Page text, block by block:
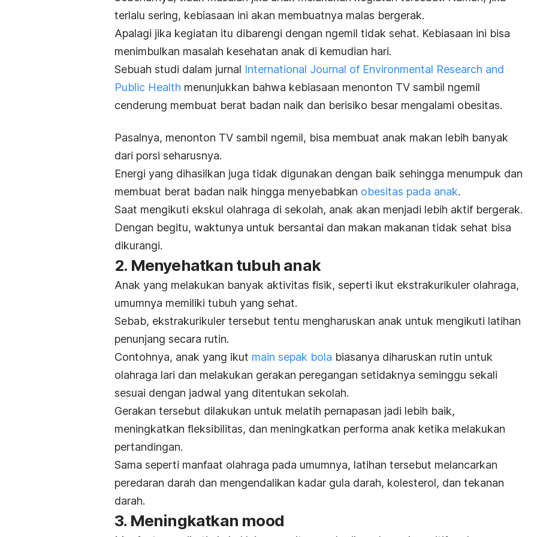
terlalu sering, kebiasaan ini akan membuatnya malas bergerak.
Apalagi jika kegiatan itu dibarengi dengan ngemil tidak sehat. Kebiasaan ini bisa
menimbulkan masalah kesehatan anak di kemudian hari.
Sebuah studi dalam jurnal International Journal of Environmental Research and
Public Health menunjukkan bahwa kebiasaan menonton TV sambil ngemil
cenderung membuat berat badan naik dan berisiko besar mengalami obesitas.
Pasalnya, menonton TV sambil ngemil, bisa membuat anak makan lebih banyak
dari porsi seharusnya.
Energi yang dihasilkan juga tidak digunakan dengan baik sehingga menumpuk dan
membuat berat badan naik hingga menyebabkan obesitas pada anak.
Saat mengikuti ekskul olahraga di sekolah, anak akan menjadi lebih aktif bergerak.
Dengan begitu, waktunya untuk bersantai dan makan makanan tidak sehat bisa
dikurangi.
2. Menyehatkan tubuh anak
Anak yang melakukan banyak aktivitas fisik, seperti ikut ekstrakurikuler olahraga,
umumnya memiliki tubuh yang sehat.
Sebab, ekstrakurikuler tersebut tentu mengharuskan anak untuk mengikuti latihan
penunjang secara rutin.
Contohnya, anak yang ikut main sepak bola biasanya diharuskan rutin untuk
olahraga lari dan melakukan gerakan peregangan setidaknya seminggu sekali
sesuai dengan jadwal yang ditentukan sekolah.
Gerakan tersebut dilakukan untuk melatih pernapasan jadi lebih baik,
meningkatkan fleksibilitas, dan meningkatkan performa anak ketika melakukan
pertandingan.
Sama seperti manfaat olahraga pada umumnya, latihan tersebut melancarkan
peredaran darah dan mengendalikan kadar gula darah, kolesterol, dan tekanan
darah.
3. Meningkatkan mood